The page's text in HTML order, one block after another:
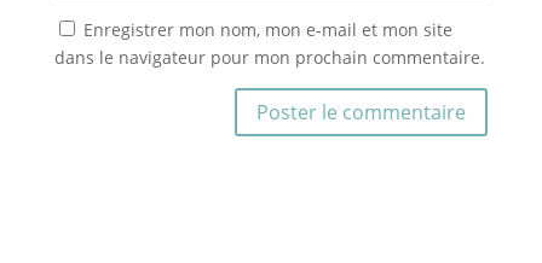
Enregistrer mon nom, mon e-mail et mon site
dans le navigateur pour mon prochain commentaire.